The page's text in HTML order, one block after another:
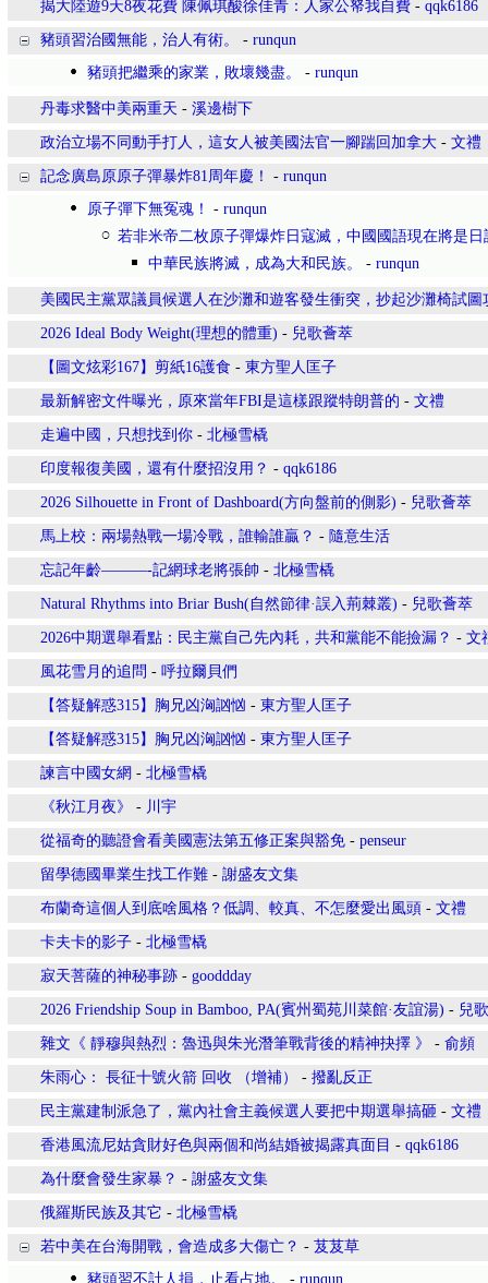
揭大陸遊9天8夜花費 陳佩琪酸徐佳青：人家公帑我自費 - qqk6186
豬頭習治國無能，治人有術。 - runqun
豬頭把繼乘的家業，敗壞幾盡。
- runqun
丹毒求醫中美兩重天 - 溪邊樹下
政治立場不同動手打人，這女人被美國法官一腳踹回加拿大 - 文禮
記念廣島原原子彈暴炸81周年慶！ - runqun
原子彈下無冤魂！
- runqun
若非米帝二枚原子彈爆炸日寇滅，中國國語現在將是日
中華民族將滅，成為大和民族。
- runqun
美國民主黨眾議員候選人在沙灘和遊客發生衝突，抄起沙灘椅試圖
2026 Ideal Body Weight(理想的體重) - 兒歌薈萃
【圖文炫彩167】剪紙16護食 - 東方聖人匡子
最新解密文件曝光，原來當年FBI是這樣跟蹤特朗普的 - 文禮
走遍中國，只想找到你 - 北極雪橇
印度報復美國，還有什麼招沒用？ - qqk6186
2026 Silhouette in Front of Dashboard(方向盤前的側影) - 兒歌薈萃
馬上校：兩場熱戰一場冷戰，誰輸誰贏？ - 隨意生活
忘記年齡———-記網球老將張帥 - 北極雪橇
Natural Rhythms into Briar Bush(自然節律·誤入荊棘叢) - 兒歌薈萃
2026中期選舉看點：民主黨自己先內耗，共和黨能不能撿漏？ - 文
風花雪月的追問 - 呼拉爾貝們
【答疑解惑315】胸兄凶洶訩忷 - 東方聖人匡子
【答疑解惑315】胸兄凶洶訩忷 - 東方聖人匡子
諫言中國女網 - 北極雪橇
《秋江月夜》 - 川宇
從福奇的聽證會看美國憲法第五修正案與豁免 - penseur
留學德國畢業生找工作難 - 謝盛友文集
布蘭奇這個人到底啥風格？低調、較真、不怎麼愛出風頭 - 文禮
卡夫卡的影子 - 北極雪橇
寂天菩薩的神秘事跡 - gooddday
2026 Friendship Soup in Bamboo, PA(賓州蜀苑川菜館·友誼湯) - 兒
雜文《 靜穆與熱烈：魯迅與朱光潛筆戰背後的精神抉擇 》 - 俞頻
朱雨心： 長征十號火箭 回收 （增補） - 撥亂反正
民主黨建制派急了，黨內社會主義候選人要把中期選舉搞砸 - 文禮
香港風流尼姑貪財好色與兩個和尚結婚被揭露真面目 - qqk6186
為什麼會發生家暴？ - 謝盛友文集
俄羅斯民族及其它 - 北極雪橇
若中美在台海開戰，會造成多大傷亡？ - 芨芨草
豬頭習不計人損，止看占地。
- runqun